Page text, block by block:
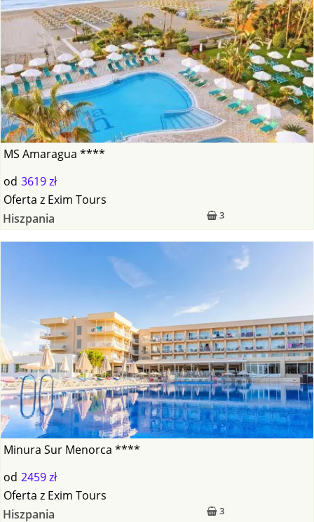
MS Amaragua ****
od 3619 zł
3
Oferta z Exim Tours
Hiszpania
Minura Sur Menorca ****
od 2459 zł
3
Oferta z Exim Tours
Hiszpania